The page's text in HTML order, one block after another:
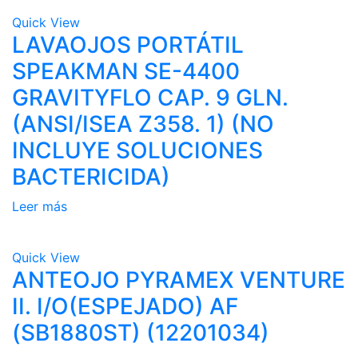
Quick View
LAVAOJOS PORTÁTIL
SPEAKMAN SE-4400
GRAVITYFLO CAP. 9 GLN.
(ANSI/ISEA Z358. 1) (NO
INCLUYE SOLUCIONES
BACTERICIDA)
Leer más
Quick View
ANTEOJO PYRAMEX VENTURE
II. I/O(ESPEJADO) AF
(SB1880ST) (12201034)